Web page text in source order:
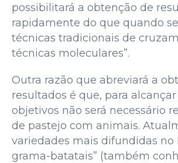
possibilitará a obtenção de
rapidamente do que quando
técnicas tradicionais de
técnicas moleculares”.
Outra razão que abreviará a
resultados é que, para alcançar
objetivos não será necessário
de pastejo com animais.
variedades mais difundidas no
grama-batatais” (também